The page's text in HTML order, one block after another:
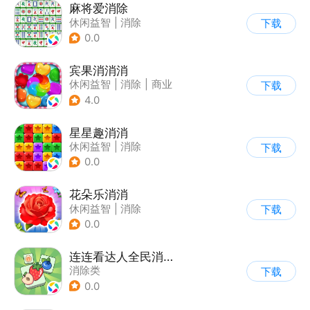
麻将爱消除
休闲益智
消除
0.0
下载
宾果消消消
休闲益智 消除
商业
| 宾果消消消
4.0
下载
星星趣消消
休闲益智
消除
0.0
下载
花朵乐消消
休闲益智
消除
0.0
下载
连连看达人全民消一消
消除类
0.0
下载